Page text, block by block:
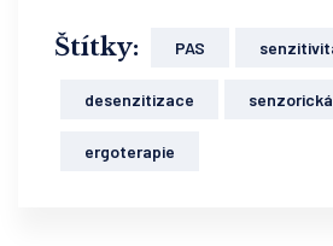
Štítky: PAS
desenzitizace
ergoterapie